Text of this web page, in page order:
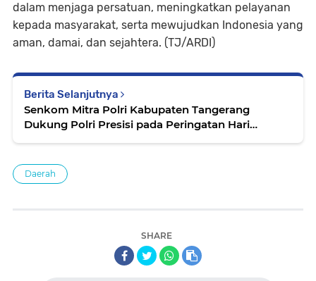
dalam menjaga persatuan, meningkatkan pelayanan
kepada masyarakat, serta mewujudkan Indonesia yang
aman, damai, dan sejahtera. (TJ/ARDI)
Berita Selanjutnya
Senkom Mitra Polri Kabupaten Tangerang
Dukung Polri Presisi pada Peringatan Hari
Daerah
SHARE